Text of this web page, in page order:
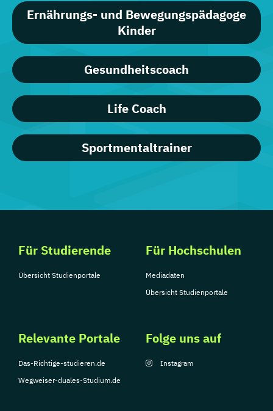
Ernährungs- und Bewegungspädagoge
Kinder
Gesundheitscoach
Life Coach
Sportmentaltrainer
Für Studierende
Übersicht Studienportale
Für Hochschulen
Mediadaten
Übersicht Studienportale
Relevante Portale
Das-Richtige-studieren.de
Wegweiser-duales-Studium.de
Folge uns auf
Instagram